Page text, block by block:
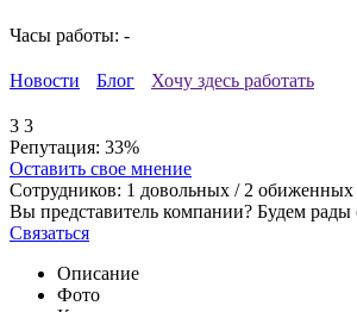
Часы работы: -
Новости Блог Хочу здесь работать
3 3
Репутация: 33%
Оставить свое мнение
Сотрудников: 1 довольных / 2 обиженных
Вы представитель компании? Будем рады
Связаться
Описание
Фото